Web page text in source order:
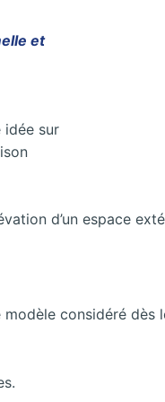
et
idée sur
d’un espace
considéré dès